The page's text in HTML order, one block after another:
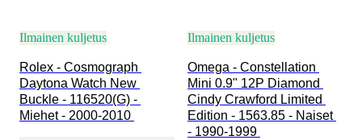
Ilmainen kuljetus
Rolex - Cosmograph
Daytona Watch New
Buckle - 116520(G) -
Miehet - 2000-2010
Ilmainen kuljetus
Omega - Constellation
Mini 0.9" 12P Diamond
Cindy Crawford Limited
Edition - 1563.85 - Naiset
- 1990-1999